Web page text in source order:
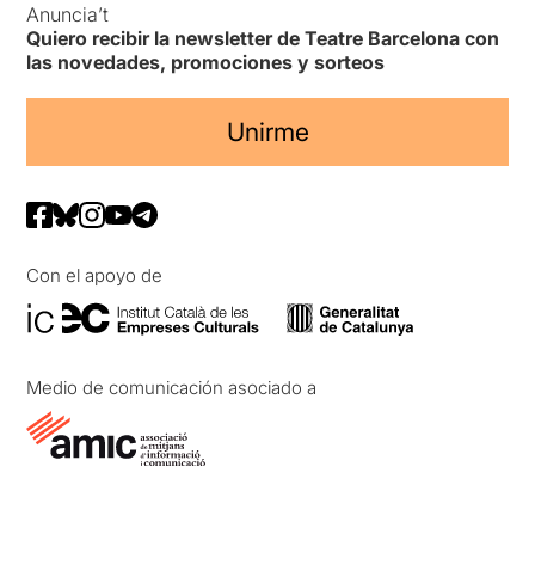
Anuncia’t
Quiero recibir la newsletter de Teatre Barcelona con
las novedades, promociones y sorteos
Unirme
Con el apoyo de
Medio de comunicación asociado a